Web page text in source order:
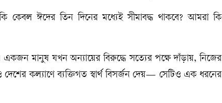
ঈদের তিন দিনের মধ্যেই সীমাবদ্ধ থাকবে? আমরা কি
একজন মানুষ যখন অন্যায়ের বিরুদ্ধে সত্যের পক্ষে দাঁড়ায়, নিজের
কল্যাণে ব্যক্তিগত স্বার্থ বিসর্জন দেয়— সেটিও এক ধরনের